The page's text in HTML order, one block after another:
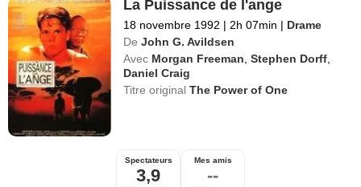
La Puissance de l'ange
18 novembre 1992 | 2h 07min | Drame
De John G. Avildsen
Avec Morgan Freeman ,Stephen Dorff
Daniel Craig
Titre originalThe Power of One
Spectateurs
3,9
Mes amis
--